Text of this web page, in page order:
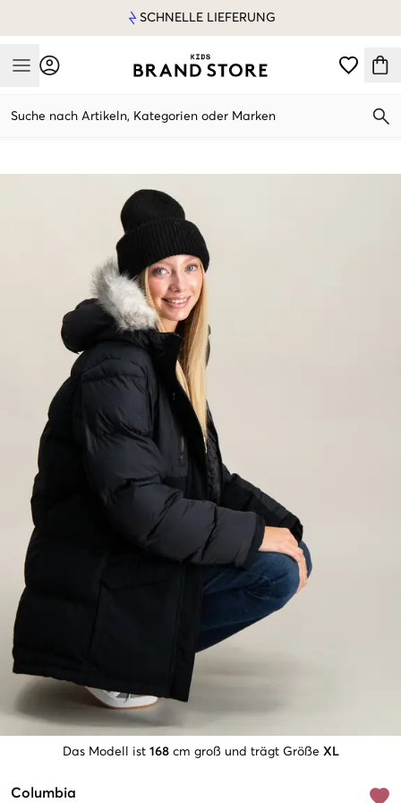
SCHNELLE LIEFERUNG
Mobile Menu
Suche nach Artikeln, Kategorien oder Marken
Das Modell ist 168 cm groß und trägt Größe XL
Columbia